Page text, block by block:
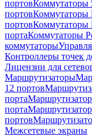
портовКоммутаторы
портовКоммутаторы
портовКоммутаторы
портаКоммутаторы
коммутаторы
Контроллеры точек
Лицензии для
Маршрутизаторы
12 портов
порта
порта
портов
Межсетевые экраны